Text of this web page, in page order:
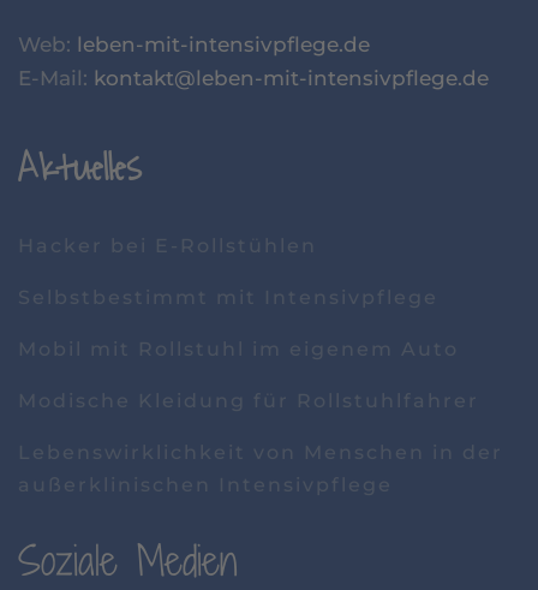
Web: leben-mit-intensivpflege.de
E-Mail: kontakt@leben-mit-intensivpflege.de
Aktuelles
Hacker bei E-Rollstühlen
Selbstbestimmt mit Intensivpflege
Mobil mit Rollstuhl im eigenem Auto
Modische Kleidung für Rollstuhlfahrer
Lebenswirklichkeit von Menschen in der
außerklinischen Intensivpflege
Soziale Medien